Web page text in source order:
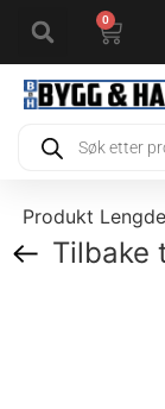
0
Produkt
Tilbake